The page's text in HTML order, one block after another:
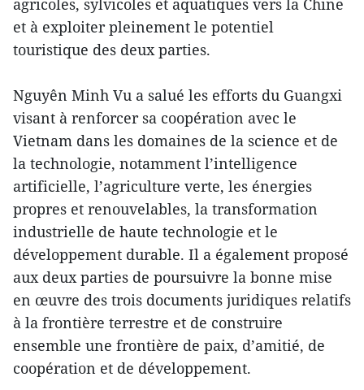
agricoles, sylvicoles et aquatiques vers la Chine
et à exploiter pleinement le potentiel
touristique des deux parties.
Nguyên Minh Vu a salué les efforts du Guangxi
visant à renforcer sa coopération avec le
Vietnam dans les domaines de la science et de
la technologie, notamment l’intelligence
artificielle, l’agriculture verte, les énergies
propres et renouvelables, la transformation
industrielle de haute technologie et le
développement durable. Il a également proposé
aux deux parties de poursuivre la bonne mise
en œuvre des trois documents juridiques relatifs
à la frontière terrestre et de construire
ensemble une frontière de paix, d’amitié, de
coopération et de développement.